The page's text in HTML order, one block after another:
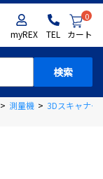
myREX TEL
0
カート
> 測量機 > 3Dスキャナー